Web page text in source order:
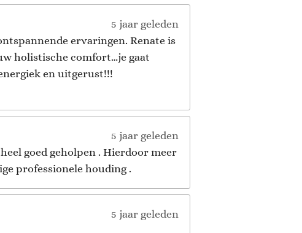
5 jaar geleden
ervaringen. Renate is
holistische comfort…je gaat
en uitgerust!!!
5 jaar geleden
goed geholpen . Hierdoor meer
professionele houding .
5 jaar geleden